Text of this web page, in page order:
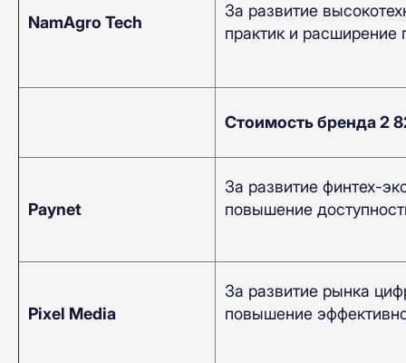
NamAgro Tech
За развитие
практик и расширение
Стоимость бренда 2
Paynet
За развитие финтех-
повышение
Pixel Media
За развитие рынка
повышение